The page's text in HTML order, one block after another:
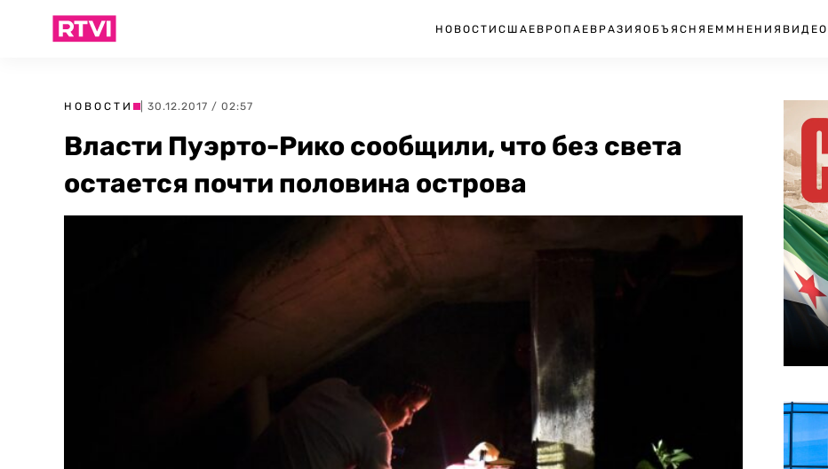
НОВОСТИ США ЕВРОПА ЕВРАЗИЯ ОБЪЯСНЯЕМ МНЕНИЯ ВИДЕО
НОВОСТИ | 30.12.2017 / 02:57
Власти Пуэрто-Рико сообщили, что без света
остается почти половина острова